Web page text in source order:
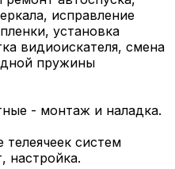
исправление
установка
видиоискателя, смена
пружины
- монтаж и наладка.
телеячеек систем
настройка.